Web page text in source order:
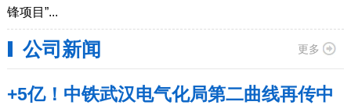
锋项目”...
更多
公司新闻
+5亿！中铁武汉电气化局第二曲线再传中